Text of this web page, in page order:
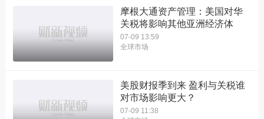
摩根大通资产管理：美国对华
关税将影响其他亚洲经济体
07-09 13:59
全球市场
美股财报季到来 盈利与关税谁
对市场影响更大？
07-09 11:38